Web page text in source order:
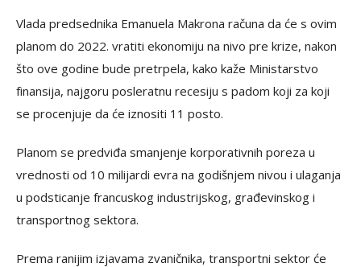
Vlada predsednika Emanuela Makrona računa da će s ovim
planom do 2022. vratiti ekonomiju na nivo pre krize, nakon
što ove godine bude pretrpela, kako kaže Ministarstvo
finansija, najgoru posleratnu recesiju s padom koji za koji
se procenjuje da će iznositi 11 posto.
Planom se predviđa smanjenje korporativnih poreza u
vrednosti od 10 milijardi evra na godišnjem nivou i ulaganja
u podsticanje francuskog industrijskog, građevinskog i
transportnog sektora.
Prema ranijim izjavama zvaničnika, transportni sektor će